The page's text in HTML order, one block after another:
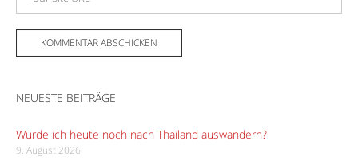
NEUESTE BEITRÄGE
Würde ich heute noch nach Thailand auswandern?
9. August 2026